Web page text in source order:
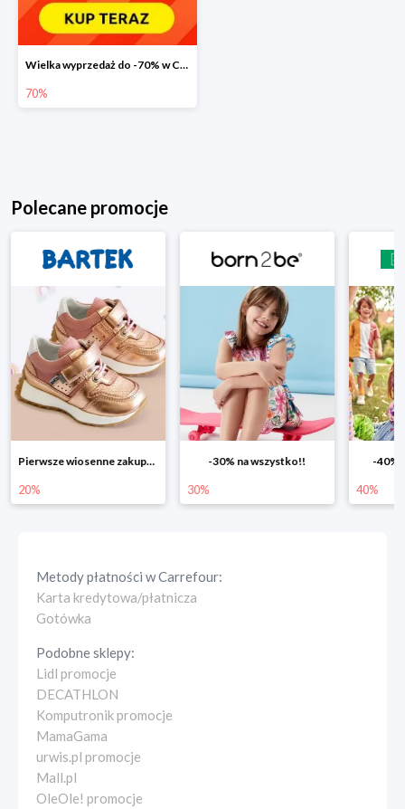
Wielka wyprzedaż do -70% w Carrefour
70%
Polecane promocje
-30% na wszystko!!
30%
-40% na drugą sztukę
40% 25%
Metody płatności wCarrefour:
Karta kredytowa/płatnicza
Gotówka
Podobne sklepy:
Lidl promocje
DECATHLON
Komputronik promocje
MamaGama
urwis.pl promocje
Mall.pl
OleOle! promocje